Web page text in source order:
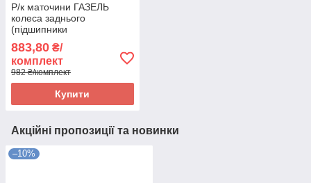
Р/к маточини ГАЗЕЛЬ
колеса заднього
(підшипники
ПРЕМІУМ, ПАРОНІТ,
мастило) (DETALKA)
3302-3104800 UA58
883,80 ₴/
комплект
982 ₴/комплект
Купити
Акційні пропозиції та новинки
–10%